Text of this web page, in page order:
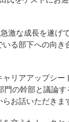
な成長を遂げて
る部下への向
リアアップシ
の幹部と議論
お話いただきま